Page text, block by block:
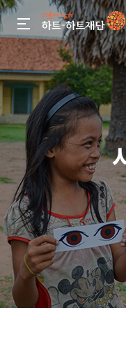
gnb menu open
인기 키워드
#정기후원#하트플레
사업소식